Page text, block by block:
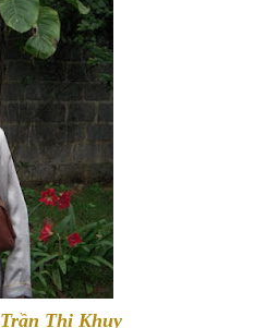
Trần Thị Khuy